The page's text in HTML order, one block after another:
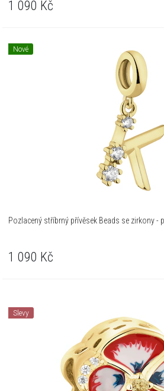
1 090 Kč
Nové
Pozlacený stříbrný přívěsek Beads se zirkony -
1 090 Kč
Slevy